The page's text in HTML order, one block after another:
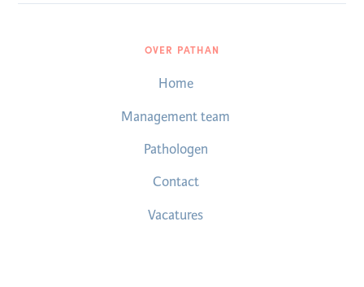
OVER PATHAN
Home
Management team
Pathologen
Contact
Vacatures